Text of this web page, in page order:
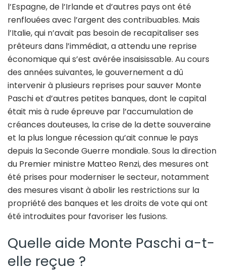
l’Espagne, de l’Irlande et d’autres pays ont été
renflouées avec l’argent des contribuables. Mais
l’Italie, qui n’avait pas besoin de recapitaliser ses
prêteurs dans l’immédiat, a attendu une reprise
économique qui s’est avérée insaisissable. Au cours
des années suivantes, le gouvernement a dû
intervenir à plusieurs reprises pour sauver Monte
Paschi et d’autres petites banques, dont le capital
était mis à rude épreuve par l’accumulation de
créances douteuses, la crise de la dette souveraine
et la plus longue récession qu’ait connue le pays
depuis la Seconde Guerre mondiale. Sous la direction
du Premier ministre Matteo Renzi, des mesures ont
été prises pour moderniser le secteur, notamment
des mesures visant à abolir les restrictions sur la
propriété des banques et les droits de vote qui ont
été introduites pour favoriser les fusions.
Quelle aide Monte Paschi a-t-
elle reçue ?